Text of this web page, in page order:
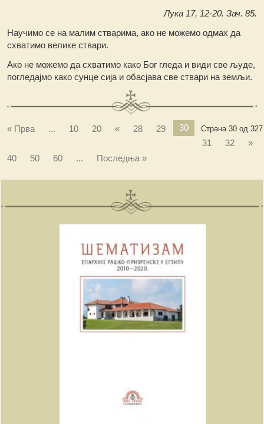
Лука 17, 12-20. Зач. 85.
Научимо се на малим стварима, ако не можемо одмах да
схватимо велике ствари.
Ако не можемо да схватимо како Бог гледа и види све људе,
погледајмо како сунце сија и обасјава све ствари на земљи.
Страна 30 од 327
« Прва ... 10 20 « 28 29
30
31
32
»
40
50 60 ... Последња »